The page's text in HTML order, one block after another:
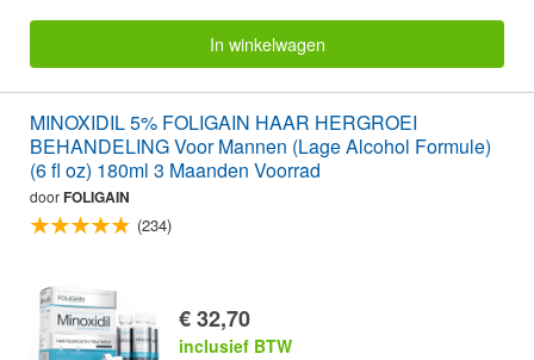
In winkelwagen
MINOXIDIL 5% FOLIGAIN HAAR HERGROEI
BEHANDELING Voor Mannen (Lage Alcohol Formule)
(6 fl oz) 180ml 3 Maanden Voorrad
doorFOLIGAIN
(234)
€ 32,70
inclusief BTW